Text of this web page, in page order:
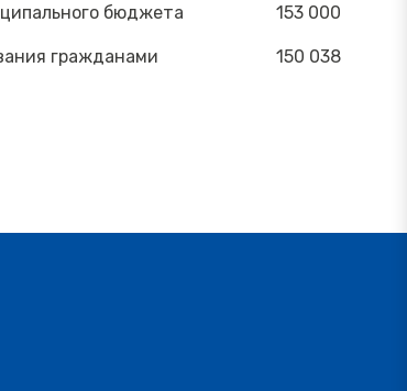
бюджета 153 000
гражданами 150 038